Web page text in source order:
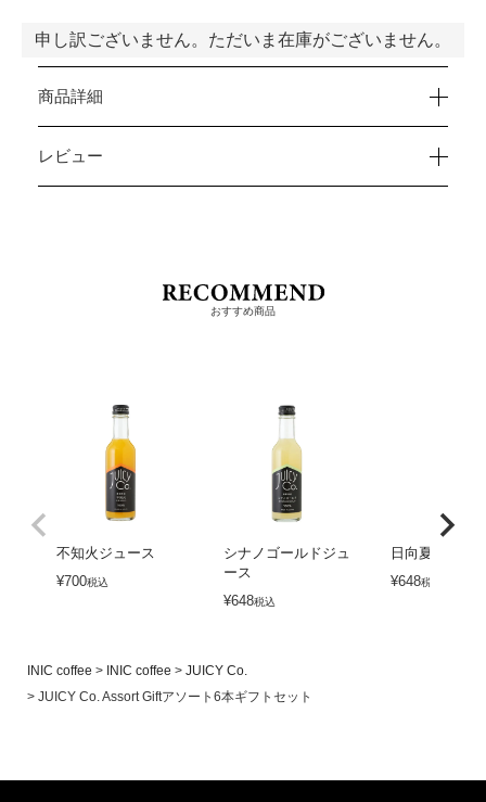
申し訳ございません。ただいま在庫がございません。
商品詳細
レビュー
おすすめ商品
不知火ジュース
¥700税込
シナノゴールドジュ
ース
¥648税込
日向夏ジュー
¥648税込
INIC coffee INIC coffee
JUICY Co.
JUICY Co. Assort Giftアソート6本ギフトセット